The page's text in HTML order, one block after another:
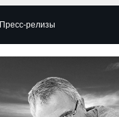
Пресс-релизы